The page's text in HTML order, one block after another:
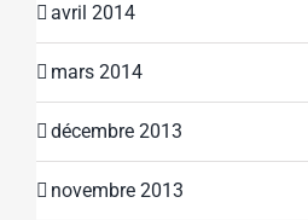
avril 2014
mars 2014
décembre 2013
novembre 2013